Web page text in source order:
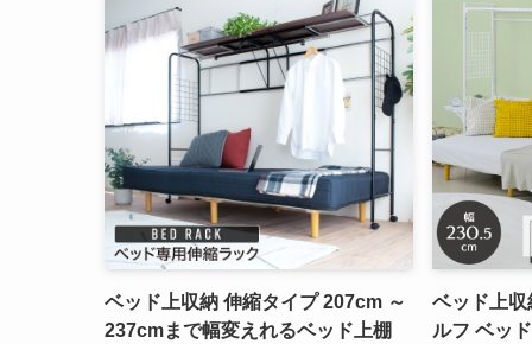
ベッド上収納 伸縮タイプ 207cm ～
237cmまで幅変えれるベッド上棚
ベッド上
ルフ ベッ